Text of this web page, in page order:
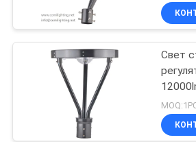
ПУТЕШЕСТВИЕ
ФАБРИКИ
ПРОВЕРКА
КАЧЕСТВА
Свет СИД
Свет
путей